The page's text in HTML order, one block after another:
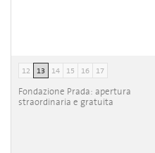
12 13 14 15 16 17
Fondazione Prada: apertura
straordinaria e gratuita